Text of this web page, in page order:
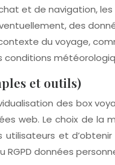
et de navigation,
des
du voyage,
conditions
et outils)
des box
web. Le choix de
et
données